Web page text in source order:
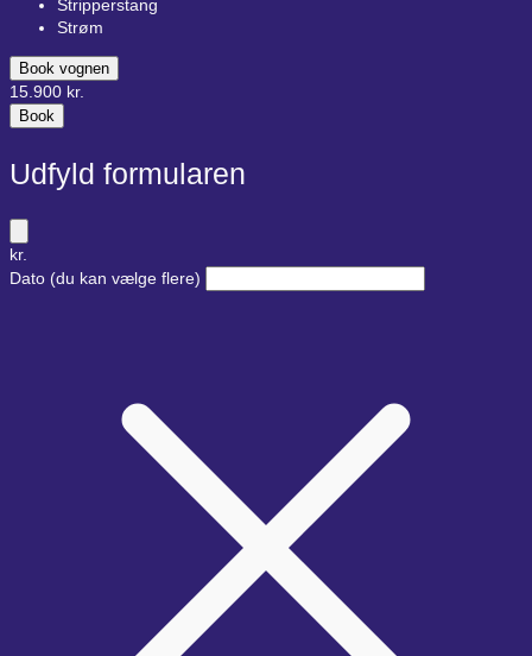
Stripperstang
Strøm
Book vognen
15.900 kr.
Book
Udfyld formularen
kr.
Dato (du kan vælge flere)